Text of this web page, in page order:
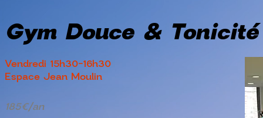
Gym Douce & Tonicité
Vendredi 15h30-16h30
Espace Jean Moulin
185€/an